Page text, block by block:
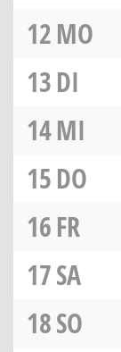
12MO
13DI
14MI
15DO
16FR
17SA
18SO